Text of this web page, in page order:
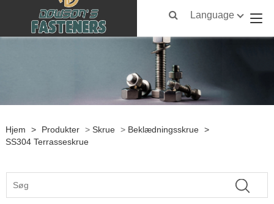
Language
Hjem > Produkter > Skrue > Beklædningsskrue >
SS304 Terrasseskrue